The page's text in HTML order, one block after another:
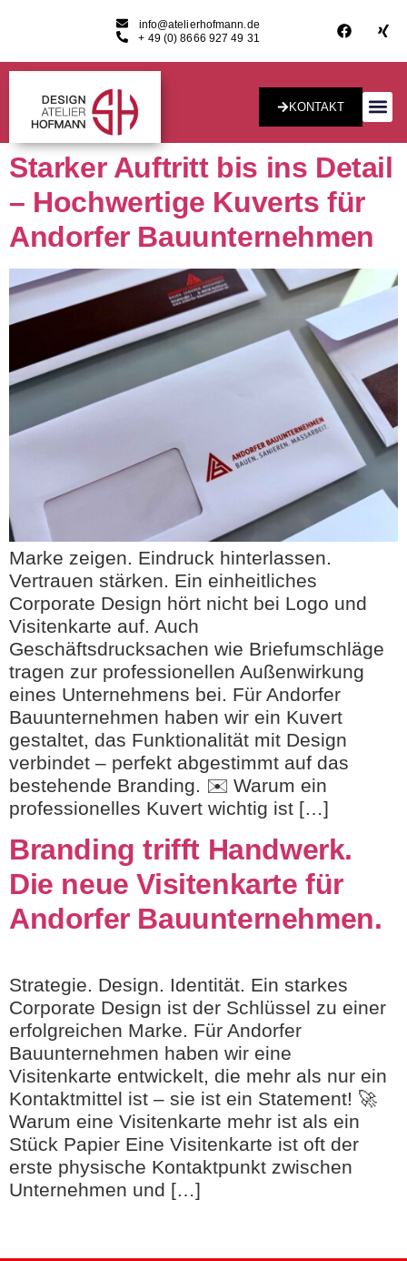
info@atelierhofmann.de
+ 49 (0) 8666 927 49 31
KONTAKT
Starker Auftritt bis ins Detail
– Hochwertige Kuverts für
Andorfer Bauunternehmen
Marke zeigen. Eindruck hinterlassen.
Vertrauen stärken. Ein einheitliches
Corporate Design hört nicht bei Logo und
Visitenkarte auf. Auch
Geschäftsdrucksachen wie Briefumschläge
tragen zur professionellen Außenwirkung
eines Unternehmens bei. Für Andorfer
Bauunternehmen haben wir ein Kuvert
gestaltet, das Funktionalität mit Design
verbindet – perfekt abgestimmt auf das
bestehende Branding. ✉️ Warum ein
professionelles Kuvert wichtig ist […]
Branding trifft Handwerk.
Die neue Visitenkarte für
Andorfer Bauunternehmen.
Strategie. Design. Identität. Ein starkes
Corporate Design ist der Schlüssel zu einer
erfolgreichen Marke. Für Andorfer
Bauunternehmen haben wir eine
Visitenkarte entwickelt, die mehr als nur ein
Kontaktmittel ist – sie ist ein Statement! 🚀
Warum eine Visitenkarte mehr ist als ein
Stück Papier Eine Visitenkarte ist oft der
erste physische Kontaktpunkt zwischen
Unternehmen und […]